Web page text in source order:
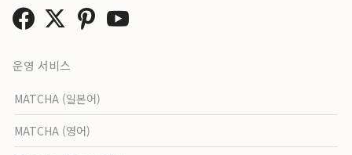
운영 서비스
MATCHA (일본어)
MATCHA (영어)